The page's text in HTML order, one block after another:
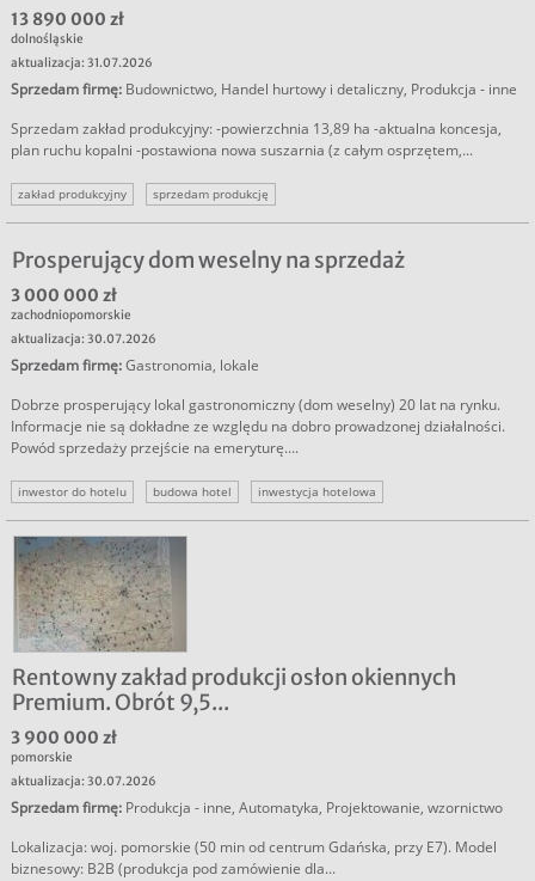
13 890 000 zł
dolnośląskie
aktualizacja: 31.07.2026
Sprzedam firmę: Budownictwo, Handel hurtowy i detaliczny, Produkcja - inne
Sprzedam zakład produkcyjny: -powierzchnia 13,89 ha -aktualna koncesja,
plan ruchu kopalni -postawiona nowa suszarnia (z całym osprzętem,...
zakład produkcyjny sprzedam produkcję
Prosperujący dom weselny na sprzedaż
3 000 000 zł
zachodniopomorskie
aktualizacja: 30.07.2026
Sprzedam firmę:Gastronomia, lokale
Dobrze prosperujący lokal gastronomiczny (dom weselny) 20 lat na rynku.
Informacje nie są dokładne ze względu na dobro prowadzonej działalności.
Powód sprzedaży przejście na emeryturę....
inwestor do hotelu budowa hotel
inwestycja hotelowa
inwestowanie w hotele
dom weselny sprzedaż sprzedam dom weselny
Rentowny zakład produkcji osłon okiennych
Premium. Obrót 9,5...
3 900 000 zł
pomorskie
aktualizacja: 30.07.2026
Sprzedam firmę: Produkcja - inne, Automatyka, Projektowanie, wzornictwo
Lokalizacja: woj. pomorskie (50 min od centrum Gdańska, przy E7). Model
biznesowy: B2B (produkcja pod zamówienie dla...